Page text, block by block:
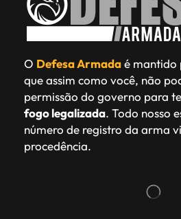
O Defesa Armadaé mantido
que assim como você, não
permissão do governo para
fogo legalizada. Todo nosso
número de registro da arma
procedência.